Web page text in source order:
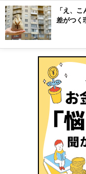
「え、
差がつく